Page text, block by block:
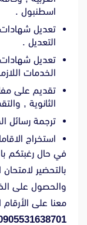
اسطنبول .
تعديل شهادات
التعديل .
تعديل شهادات
الخدمات
تقديم على
الثانوية ,
ترجمة رسائل
استخراج
في حال رغبتكم
بالتحضير
والحصول على
معنا على الأرقام